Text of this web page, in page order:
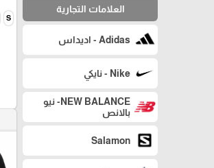
العلامات التجارية
Adidas - اديداس
Nike - نايكي
NEW BALANCE- نيو
بالانص
Salamon
S